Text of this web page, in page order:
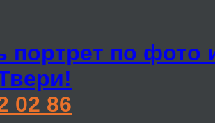
портрет по фото
02 86